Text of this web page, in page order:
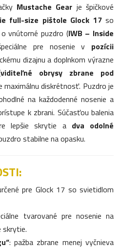
Mustache Gear je špičkové
full-size pištole Glock 17so
vnútorné puzdro (IWB – Inside
pre nosenie v pozícii
dizajnu a doplnkom výrazne
obrysy zbrane pod
maximálnu diskrétnosť. Puzdro je
na každodenné nosenie a
k zbrani. Súčasťou balenia
lepšie skrytie a dva odolné
stabilne na opasku.
pre Glock 17 so svietidlom
tvarované pre nosenie na
skrytie.
: pažba zbrane menej vyčnieva